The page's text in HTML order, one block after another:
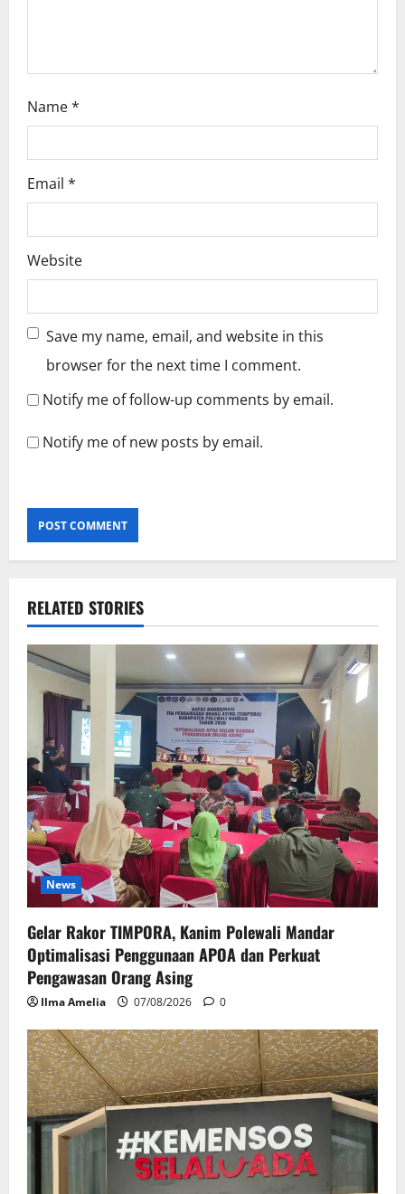
Name*
Email *
Website
Save my name, email, and website in this
browser for the next time I comment.
Notify me of follow-up comments by email.
Notify me of new posts by email.
RELATED STORIES
News
Gelar Rakor TIMPORA, Kanim Polewali Mandar
Optimalisasi Penggunaan APOA dan Perkuat
Pengawasan Orang Asing
Ilma Amelia 07/08/2026 0